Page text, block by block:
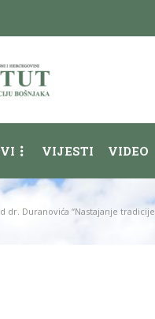
VIJESTI VIDEO
dr. Duranovića “Nastajanje